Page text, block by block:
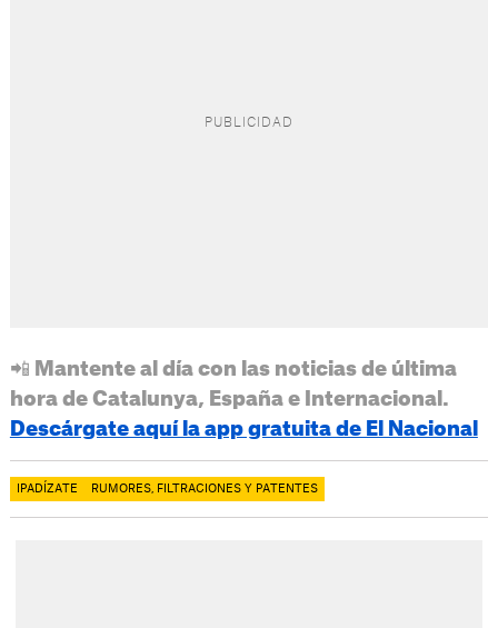
📲 Mantente al día con las noticias de última
hora de Catalunya, España e Internacional.
Descárgate aquí la app gratuita de El Nacional
IPADÍZATE RUMORES, FILTRACIONES Y PATENTES